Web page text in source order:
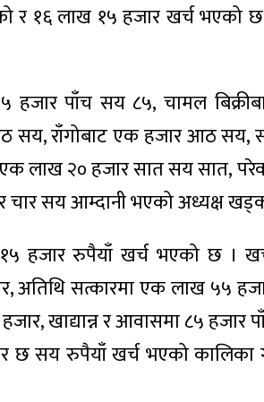
र १६ लाख १५ हजार खर्च भएको
पाँच सय ८५, चामल
सय, राँगोबाट एक हजार आठ सय,
लाख २० हजार सात सय सात,
सय आम्दानी भएको अध्यक्ष
हजार रुपैयाँ खर्च भएको छ ।
अतिथि सत्कारमा एक लाख ५५
खाद्यान्न र आवासमा ८५ हजार
छ सय रुपैयाँ खर्च भएको